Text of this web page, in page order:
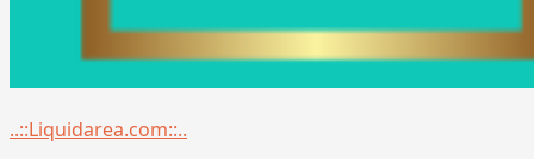
Menu
..::Liquidarea.com::..